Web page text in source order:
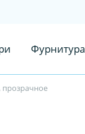
Фурнитура